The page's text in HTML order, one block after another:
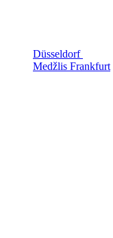
Düsseldorf
Medžlis Frankfurt